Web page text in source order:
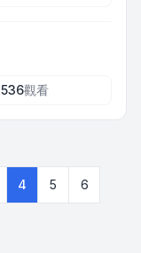
536觀看
4 5 6